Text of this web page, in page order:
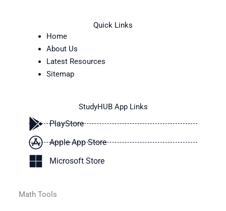
Quick Links
Home
About Us
Latest Resources
Sitemap
StudyHUB App Links
PlayStore
Apple App Store
Microsoft Store
Math Tools